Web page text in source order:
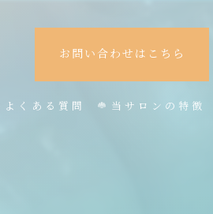
お問い合わせはこちら
よくある質問 当サロンの特徴